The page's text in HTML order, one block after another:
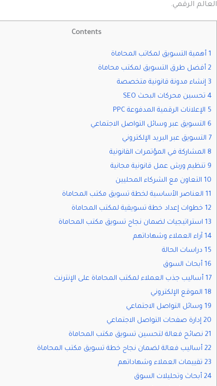
العالم الرقمي.
Contents
1 أهمية التسويق لمكاتب المحاماة
2 أفضل طرق التسويق لمكتب محاماة
3 إنشاء مدونة قانونية متخصصة
4 تحسين محركات البحث SEO
5 الإعلانات الرقمية المدفوعة PPC
6 التسويق عبر وسائل التواصل الاجتماعي
7 التسويق عبر البريد الإلكتروني
8 المشاركة في المؤتمرات القانونية
9 تنظيم ورش عمل قانونية مجانية
10 التعاون مع الشركاء المحليين
11 العناصر الأساسية لخطة تسويق مكتب المحاماة
12 خطوات إعداد خطة تسويقية لمكتب المحاماة
13 استراتيجيات لضمان نجاح تسويق مكتب المحاماة
14 آراء العملاء وشهاداتهم
15 دراسات الحالة
16 أبحاث السوق
17 أساليب جذب العملاء لمكتب المحاماة على الإنترنت
18 الموقع الإلكتروني
19 وسائل التواصل الاجتماعي
20 إدارة صفحات التواصل الاجتماعي
21 نصائح فعالة لتحسين تسويق مكتب المحاماة
22 أساليب فعالة لضمان نجاح خطة تسويق مكتب المحاماة
23 تقييمات العملاء وشهاداتهم
24 أبحاث وتحليلات السوق